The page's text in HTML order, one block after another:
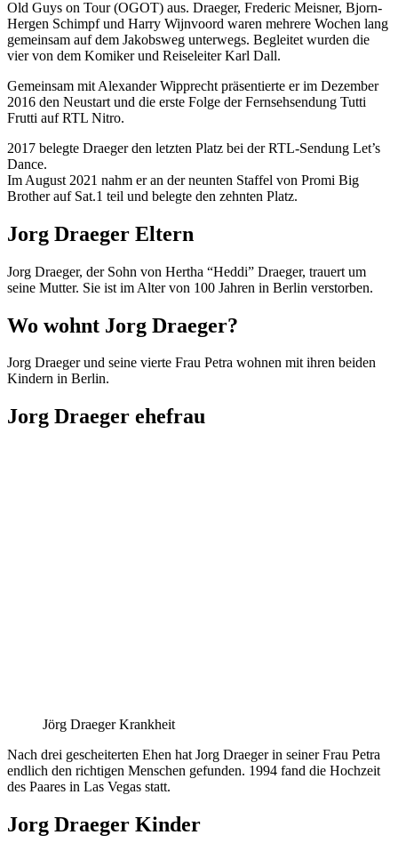
Old Guys on Tour (OGOT) aus. Draeger, Frederic Meisner, Bjorn-
Hergen Schimpf und Harry Wijnvoord waren mehrere Wochen lang
gemeinsam auf dem Jakobsweg unterwegs. Begleitet wurden die
vier von dem Komiker und Reiseleiter Karl Dall.
Gemeinsam mit Alexander Wipprecht präsentierte er im Dezember
2016 den Neustart und die erste Folge der Fernsehsendung Tutti
Frutti auf RTL Nitro.
2017 belegte Draeger den letzten Platz bei der RTL-Sendung Let’s
Dance.
Im August 2021 nahm er an der neunten Staffel von Promi Big
Brother auf Sat.1 teil und belegte den zehnten Platz.
Jorg Draeger Eltern
Jorg Draeger, der Sohn von Hertha “Heddi” Draeger, trauert um
seine Mutter. Sie ist im Alter von 100 Jahren in Berlin verstorben.
Wo wohnt Jorg Draeger?
Jorg Draeger und seine vierte Frau Petra wohnen mit ihren beiden
Kindern in Berlin.
Jorg Draeger ehefrau
Jörg Draeger Krankheit
Nach drei gescheiterten Ehen hat Jorg Draeger in seiner Frau Petra
endlich den richtigen Menschen gefunden. 1994 fand die Hochzeit
des Paares in Las Vegas statt.
Jorg Draeger Kinder